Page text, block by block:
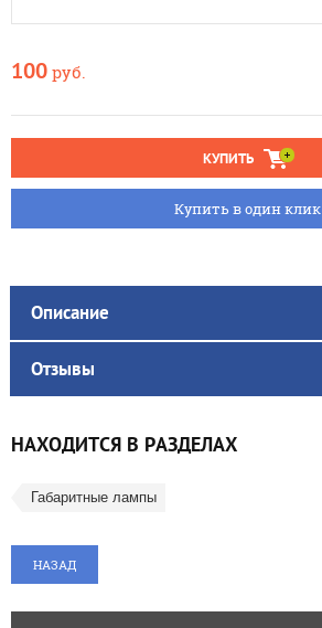
100 руб.
КУПИТЬ
Купить в один клик
Описание
Отзывы
НАХОДИТСЯ В РАЗДЕЛАХ
Габаритные лампы
НАЗАД